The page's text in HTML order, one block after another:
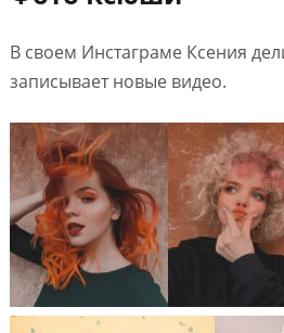
В своем Инстаграме Ксения
записывает новые видео.